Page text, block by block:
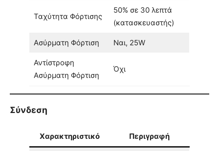
Ταχύτητα Φόρτισης
50% σε 30 λεπτά
(κατασκευαστής)
Ασύρματη Φόρτιση Ναι, 25W
Αντίστροφη
Ασύρματη Φόρτιση
Όχι
Σύνδεση
Χαρακτηριστικό Περιγραφή